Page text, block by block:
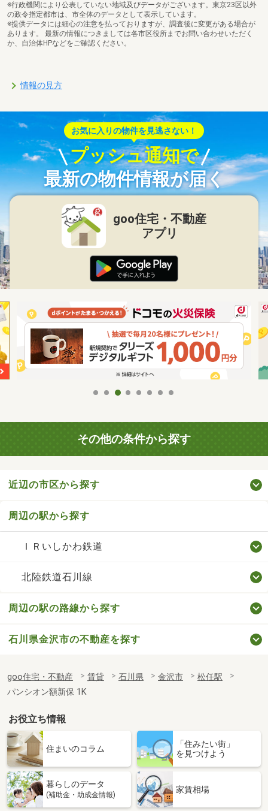
※行政機関により公表していない地域及びデータがございます。東京23区以外
の政令指定都市は、市全体のデータとして表示しています。
※提供データには細心の注意を払っておりますが、調査後に変更がある場合が
あります。 最新の情報につきましては各市区役所までお問い合わせいただく
か、自治体HPなどをご確認ください。
情報の見方
お気に入りの物件を見逃さない！
プッシュ通知で
最新の物件情報が届く
goo住宅・不動産
アプリ
その他の条件から探す
近辺の市区から探す
周辺の駅から探す
ＩＲいしかわ鉄道
北陸鉄道石川線
周辺の駅の路線から探す
石川県金沢市の不動産を探す
goo住宅・不動産 賃貸 石川県 金沢市
松任駅
パンシオン額新保 1K
お役立ち情報
住まいのコラム
「住みたい街」
を見つけよう
暮らしのデータ
(補助金・助成金情報)
家賃相場